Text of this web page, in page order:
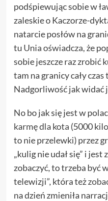
podśpiewując sobie w
zaleskie o Kaczorze-
natarcie posłów na
tu Unia oświadcza, że
sobie jeszcze raz zrobić
tam na granicy cały
Nadgorliwość jak widać
No bo jak się jest w
karmę dla kota (5000
to nie przelewki) przez
„kulig nie udał się” i
zobaczyć, to trzeba być
telewizji”, która też
na dzień zmieniła